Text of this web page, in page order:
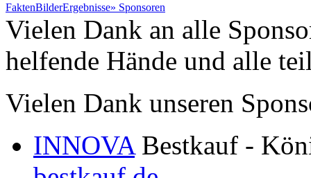
FaktenBilderErgebnisse» Sponsoren
Vielen Dank an alle
helfende Hände und alle
Vielen Dank unseren
INNOVABestkauf -